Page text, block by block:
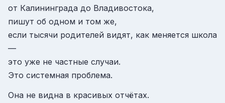
от Калининграда до Владивостока,
пишут об одном и том же,
если тысячи родителей видят, как меняется школа
—
это уже не частные случаи.
Это системная проблема.
Она не видна в красивых отчётах.